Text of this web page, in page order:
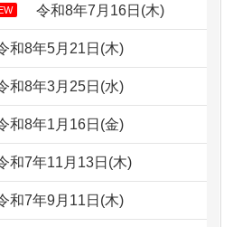
お人形たちの供養をしてい
してきた雛人形です、供養
スのまま引き取ってくださ
？
ですが、きちんと供養して
令和8年7月16日(木)
和8年5月21日(木)
和8年3月25日(水)
和8年1月16日(金)
和7年11月13日(木)
和7年9月11日(木)